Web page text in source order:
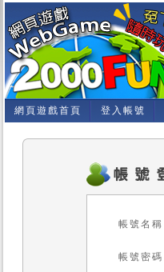
網頁遊戲首頁 登入帳號
帳號名稱
帳號密碼